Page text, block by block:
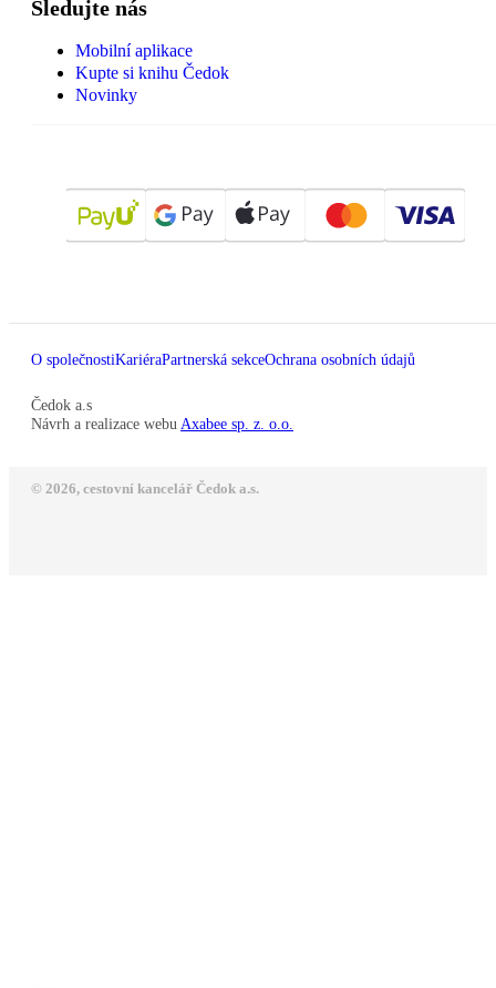
Sledujte nás
Mobilní aplikace
Kupte si knihu Čedok
Novinky
O společnostiKariéraPartnerská sekceOchrana osobních údajů
Čedok a.s
Návrh a realizace webu Axabee sp. z. o.o.
© 2026, cestovní kancelář Čedok a.s.